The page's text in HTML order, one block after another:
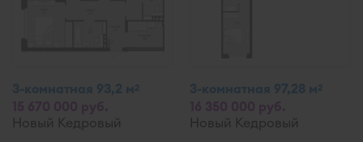
3-комнатная 93,2 м2
Новый Кедровый
3-комнатная 97,28 м2
Новый Кедровый